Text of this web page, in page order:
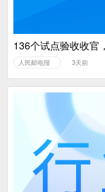
136个试点验收收官
人民邮电报 3天前